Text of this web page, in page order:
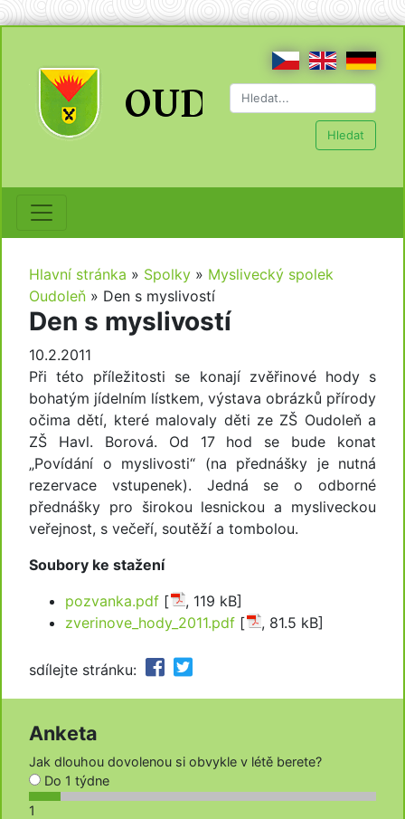
Hledat
Hlavní stránka » Spolky » Myslivecký spolek
Oudoleň » Den s myslivostí
Den s myslivostí
10.2.2011
Při této příležitosti se konají zvěřinové hody s
bohatým jídelním lístkem, výstava obrázků přírody
očima dětí, které malovaly děti ze ZŠ Oudoleň a
ZŠ Havl. Borová. Od 17 hod se bude konat
„Povídání o myslivosti“ (na přednášky je nutná
rezervace vstupenek). Jedná se o odborné
přednášky pro širokou lesnickou a mysliveckou
veřejnost, s večeří, soutěží a tombolou.
Soubory ke stažení
pozvanka.pdf [
, 119 kB]
zverinove_hody_2011.pdf [ , 81.5 kB]
sdílejte stránku:
Anketa
Jak dlouhou dovolenou si obvykle v létě berete?
Do 1 týdne
1